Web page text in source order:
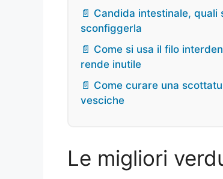
📄 Candida intestinale,
sconfiggerla
📄 Come si usa il filo
rende inutile
📄 Come curare una
vesciche
Le migliori